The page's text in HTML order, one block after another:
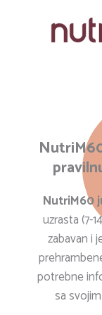
NutriM60
uzrasta (7-
zabavan i
potrebne
sa